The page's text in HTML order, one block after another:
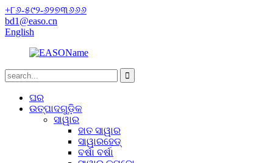
+୮୬-୫୯୨-୬୨୭୩୬୬୬
bd1@easo.cn
English
ଘର
ଉତ୍ପାଦଗୁଡ଼ିକ
ସାୱାର
ହାତ ସାୱାର
ସାୱାରହେଡ୍
ବର୍ଷା ବର୍ଷା